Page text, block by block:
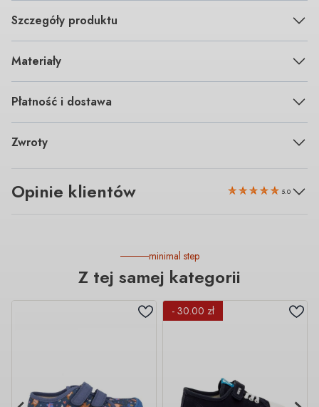
Szczegóły produktu
Materiały
Płatność i dostawa
Zwroty
Opinie klientów 5.0
minimal step
Z tej samej kategorii
- 30.00 zł